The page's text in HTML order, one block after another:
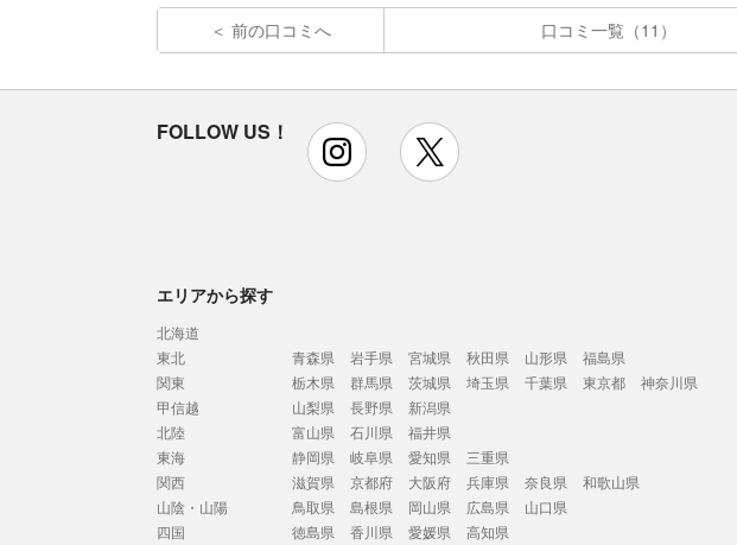
前の口コミへ 口コミ一覧（11）
FOLLOW US！ instagram
エリアから探す
北海道
東北
青森県 岩手県 宮城県 秋田県 山形県
福島県
関東
栃木県 群馬県 茨城県 埼玉県 千葉県 東京都
神奈川県
甲信越
山梨県 長野県
新潟県
北陸
富山県 石川県
福井県
東海
静岡県 岐阜県 愛知県
三重県
関西
滋賀県 京都府 大阪府 兵庫県 奈良県
和歌山県
山陰・山陽
鳥取県 島根県 岡山県 広島県
山口県
四国
徳島県 香川県 愛媛県
高知県